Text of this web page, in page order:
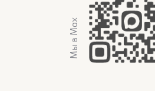
Мы в Max